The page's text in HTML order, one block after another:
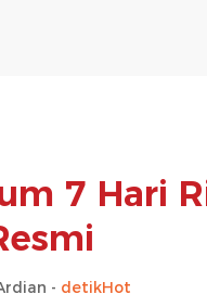
7 Hari
- detikHot